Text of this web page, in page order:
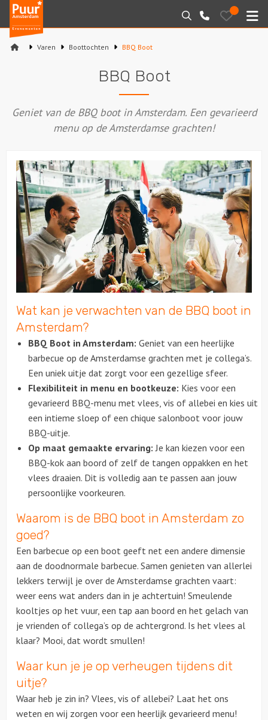
Puur*
Amsterdam
bedrijfsuitjes
Zoeken
020-
6260016
Bewaarde
uitjes
Arrangementen
Varen
Workshops
Rondleidingen
Locaties
Feesten
Over ons
Varen Boottochten BBQ Boot
BBQ Boot
Geniet van de BBQ boot in Amsterdam. Een gevarieerd
menu op de Amsterdamse grachten!
Wat kan je verwachten van de BBQ boot in
Amsterdam?
BBQ Boot in Amsterdam: Geniet van een heerlijke
barbecue op de Amsterdamse grachten met je collega’s.
Een uniek uitje dat zorgt voor een gezellige sfeer.
Flexibiliteit in menu en bootkeuze: Kies voor een
gevarieerd BBQ-menu met vlees, vis of allebei en kies uit
een intieme sloep of een chique salonboot voor jouw
BBQ-uitje.
Op maat gemaakte ervaring: Je kan kiezen voor een
BBQ-kok aan boord of zelf de tangen oppakken en het
vlees draaien. Dit is volledig aan te passen aan jouw
persoonlijke voorkeuren.
Waarom is de BBQ boot in Amsterdam zo
goed?
Een barbecue op een boot geeft net een andere dimensie
aan de doodnormale barbecue. Samen genieten van allerlei
lekkers terwijl je over de Amsterdamse grachten vaart:
weer eens wat anders dan in je achtertuin! Smeulende
kooltjes op het vuur, een tap aan boord en het gelach van
je vrienden of collega’s op de achtergrond. Is het vlees al
klaar? Mooi, dat wordt smullen!
Waar kun je je op verheugen tijdens dit
uitje?
Waar heb je zin in? Vlees, vis of allebei? Laat het ons
weten en wij zorgen voor een heerlijk gevarieerd menu!